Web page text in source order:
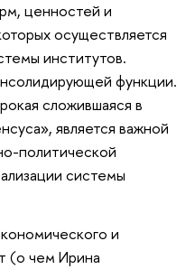
ценностей и
осуществляется
институтов.
функции.
сложившаяся в
является важной
политической
системы
и
(о чем Ирина